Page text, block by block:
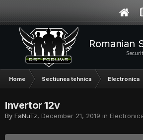
Romanian
Home Sectiunea tehnica Electronica
Invertor 12v
By FaNuTz, December 21, 2019 in